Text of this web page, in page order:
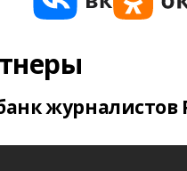
журналистов